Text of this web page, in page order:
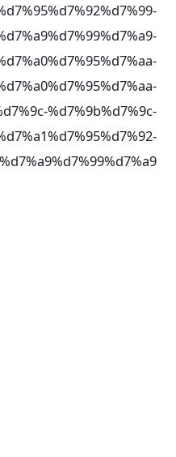
%d7%9b%d7%9c-
%d7%a9%d7%99%d7%a9/